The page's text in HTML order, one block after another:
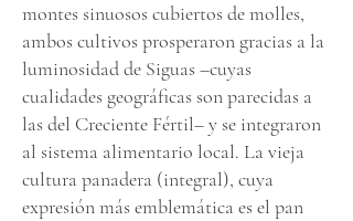
montes sinuosos cubiertos de molles,
ambos cultivos prosperaron gracias a la
luminosidad de Siguas –cuyas
cualidades geográficas son parecidas a
las del Creciente Fértil– y se integraron
al sistema alimentario local. La vieja
cultura panadera (integral), cuya
expresión más emblemática es el pan